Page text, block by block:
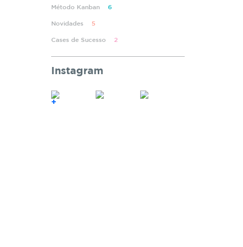
Método Kanban 6
Novidades 5
Cases de Sucesso 2
Instagram
+